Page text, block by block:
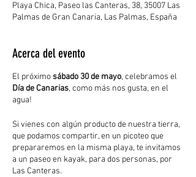
Playa Chica, Paseo las Canteras, 38, 35007 Las
Palmas de Gran Canaria, Las Palmas, España
Acerca del evento
El próximosábado 30 de mayo, celebramos el
Día de Canarias, como más nos gusta, en el
agua!
Si vienes con algún producto de nuestra tierra,
que podamos compartir, en un picoteo que
prepararemos en la misma playa, te invitamos
a un paseo en kayak, para dos personas, por
Las Canteras.